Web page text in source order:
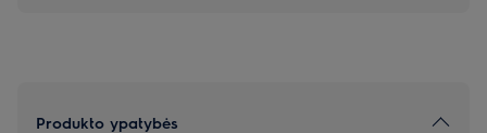
Produkto ypatybės